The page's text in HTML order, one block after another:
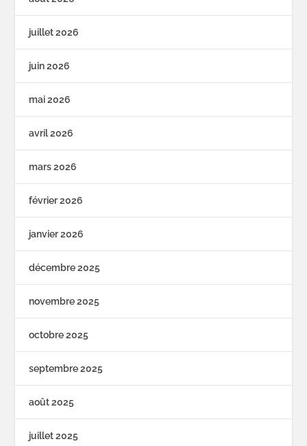
juillet 2026
juin 2026
mai 2026
avril 2026
mars 2026
février 2026
janvier 2026
décembre 2025
novembre 2025
octobre 2025
septembre 2025
août 2025
juillet 2025